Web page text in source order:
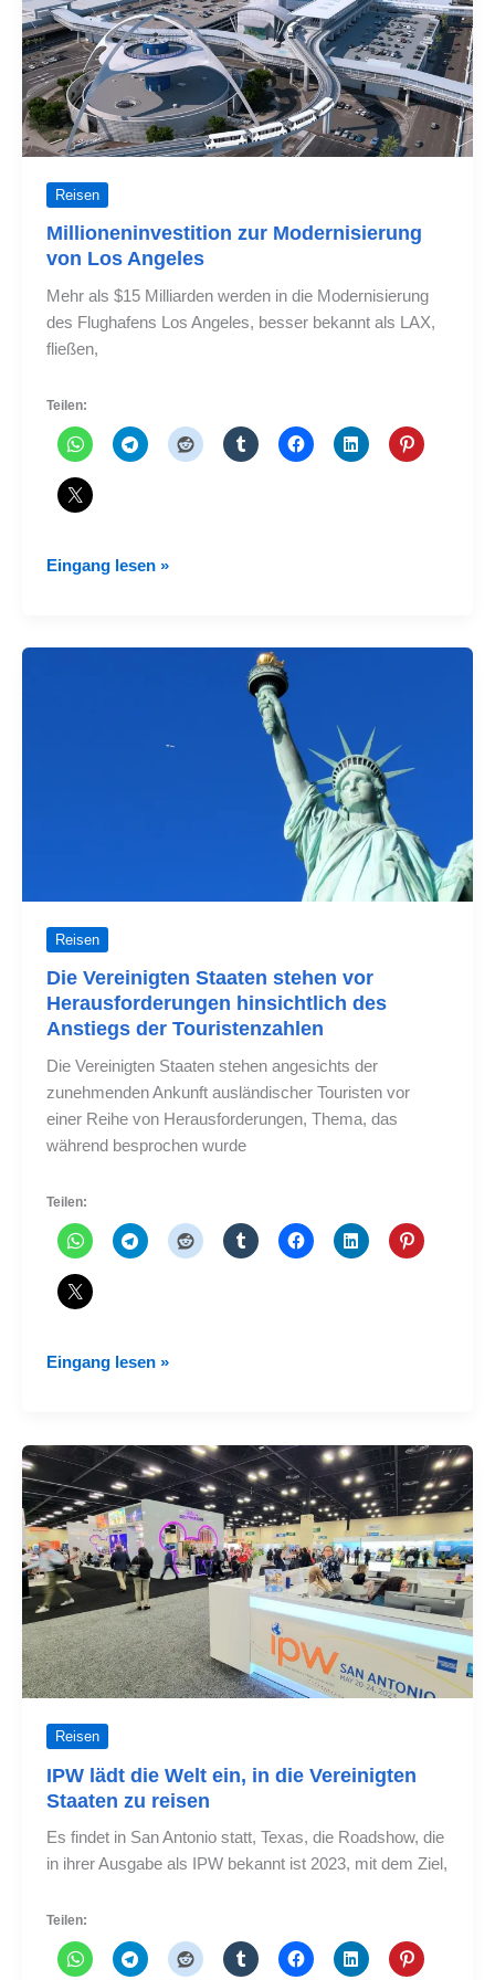
solltest
dieses
Jahr
nach
Boston
gehen
Reisen
Millioneninvestition zur Modernisierung
von Los Angeles
Mehr als $15 Milliarden werden in die Modernisierung
des Flughafens Los Angeles, besser bekannt als LAX,
fließen,
Teilen:
Millioneninvestition
von
Eingang lesen »
Reisen
Die Vereinigten Staaten stehen vor
Herausforderungen hinsichtlich des
Anstiegs der Touristenzahlen
Die Vereinigten Staaten stehen angesichts der
zunehmenden Ankunft ausländischer Touristen vor
einer Reihe von Herausforderungen, Thema, das
während besprochen wurde
Teilen:
Die
vor
Herausforderungen
hinsichtlich
des
Anstiegs
der
Touristenzahlen
Eingang lesen »
Reisen
IPW lädt die Welt ein, in die Vereinigten
Staaten zu reisen
Es findet in San Antonio statt, Texas, die Roadshow, die
in ihrer Ausgabe als IPW bekannt ist 2023, mit dem Ziel,
Teilen: